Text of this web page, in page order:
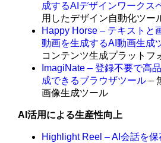
成するAIデザインワークス
用したデザイン自動化ツー
Happy Horse – テキストと
動画を生成するAI動画生成
コンテンツ生成プラットフ
ImagiNate – 登録不要で高
成できるブラウザツール –
画像生成ツール
AI活用による生産性向上
Highlight Reel – AI会話を